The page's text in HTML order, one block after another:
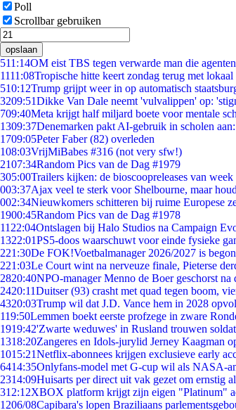
Poll
Scrollbar gebruiken
opslaan
511:14OM eist TBS tegen verwarde man die
1111:08Tropische hitte keert zondag terug met lokaal
510:12Trump grijpt weer in op automatisch
3209:51Dikke Van Dale neemt 'vulvalippen' op:
709:40Meta krijgt half miljard boete voor mentale
1309:37Denemarken pakt AI-gebruik in scholen
1709:05Peter Faber (82) overleden
108:03VrijMiBabes #316 (not very sfw!)
2107:34Random Pics van de Dag #1979
305:00Trailers kijken: de bioscoopreleases van week
003:37Ajax veel te sterk voor Shelbourne, maar
002:34Nieuwkomers schitteren bij ruime Europese
1900:45Random Pics van de Dag #1978
11 22:04Ontslagen bij Halo Studios na Campaign
1322:01PS5-doos waarschuwt voor einde fysieke
221:30De FOK!Voetbalmanager 2026/2027 is
221:03Le Court wint na nerveuze finale, Pieterse
2820:40NPO-manager Menno de Boer geschorst
2420:11Duitser (93) crasht met quad tegen boom,
4320:03Trump wil dat J.D. Vance hem in 2028
119:50Lemmen boekt eerste profzege in zware
1919:42'Zwarte weduwes' in Rusland trouwen
1318:20Zangeres en Idols-jurylid Jerney Kaagman
1015:21Netflix-abonnees krijgen exclusieve early
6414:35Onlyfans-model met G-cup wil als NASA-
2314:09Huisarts per direct uit vak gezet om ernstig
312:12XBOX platform krijgt zijn eigen "Platinum"
1206/08Capibara's lopen Braziliaans